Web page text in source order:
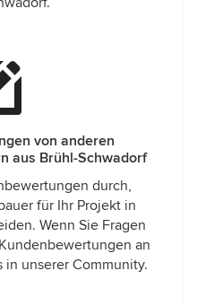
von anderen
aus Brühl-Schwadorf
durch,
für Ihr Projekt in
Wenn Sie Fragen
an
unserer Community.